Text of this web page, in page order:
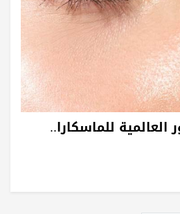
العالمية للماسكارا..